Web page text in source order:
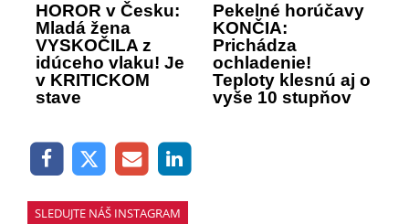
HOROR v Česku:
Mladá žena
VYSKOČILA z
idúceho vlaku! Je
v KRITICKOM
stave
Pekelné horúčavy
KONČIA:
Prichádza
ochladenie!
Teploty klesnú aj o
vyše 10 stupňov
SLEDUJTE NÁŠ INSTAGRAM